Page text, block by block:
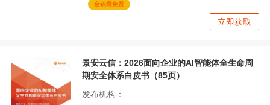
金锦囊免费
立即获取
景安云信：2026面向企业的AI智能体全生命周
期安全体系白皮书（85页）
发布机构：